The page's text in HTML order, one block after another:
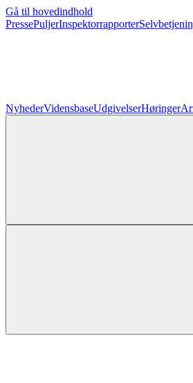
Gå til hovedindhold
PressePuljerInspektorrapporter
NyhederVidensbaseUdgivelserHøringer